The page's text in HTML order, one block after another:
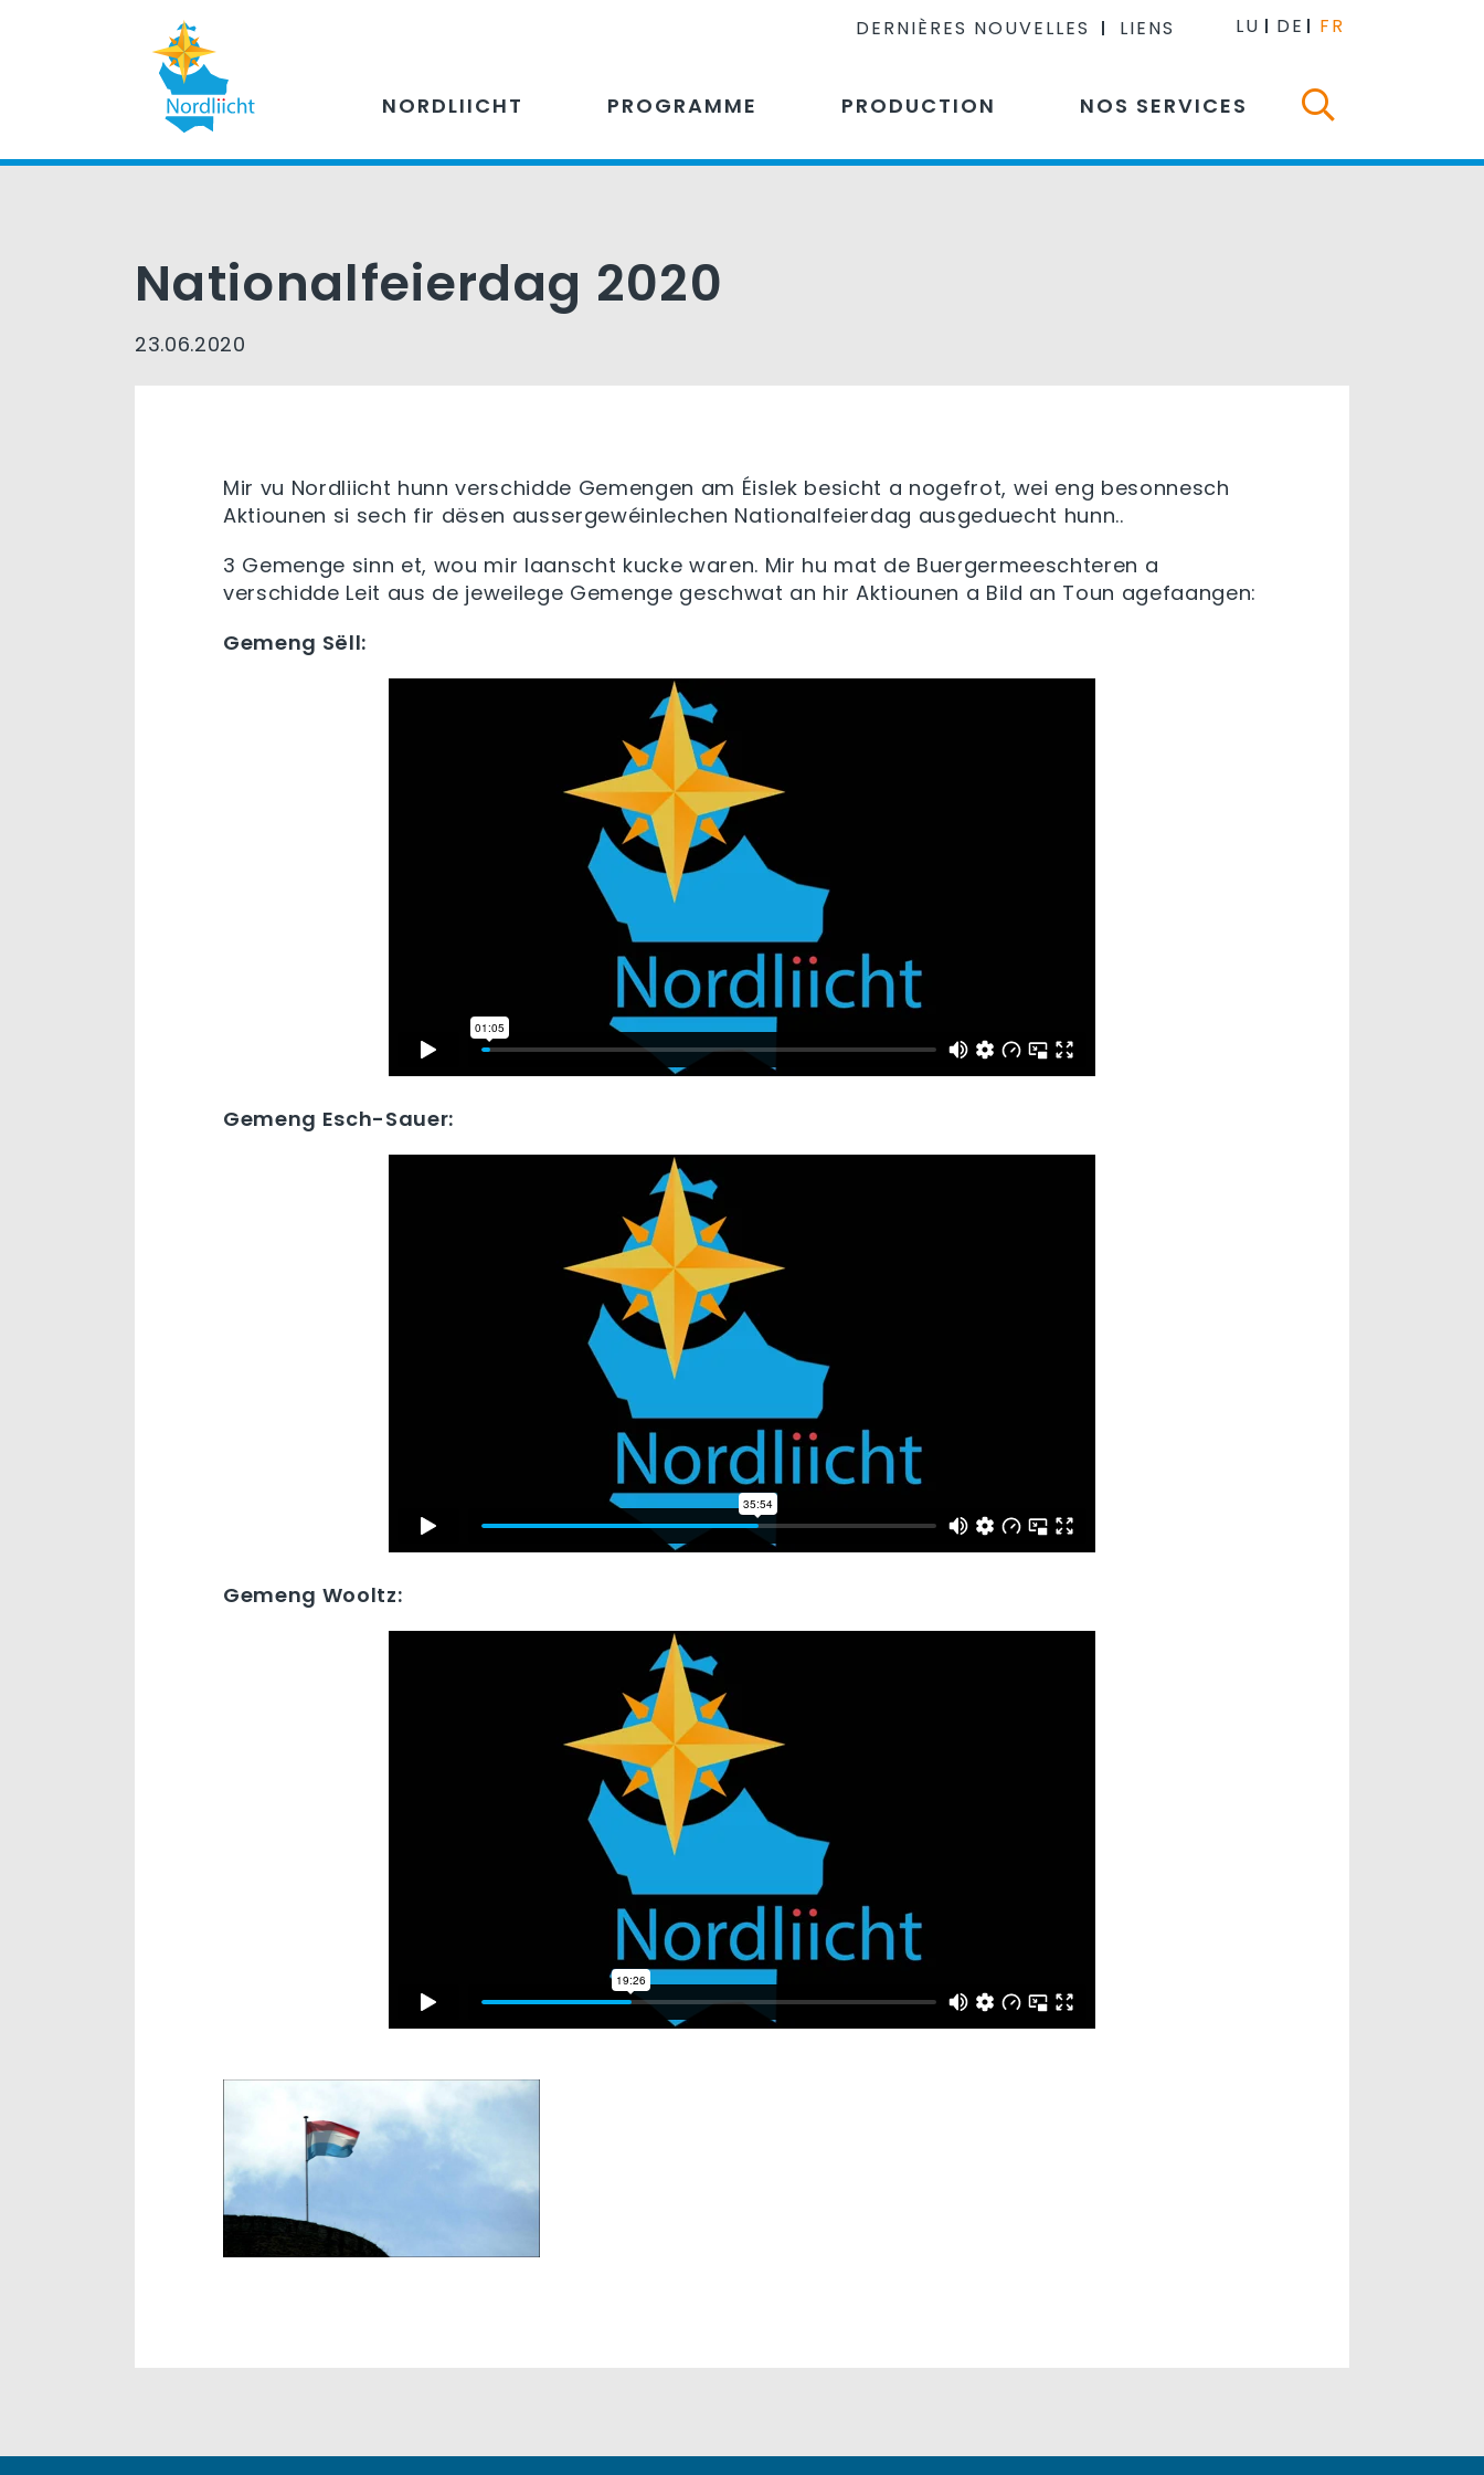
DERNIÈRES NOUVELLES LIENS LU DE FR
NORDLIICHT PROGRAMME PRODUCTION NOS SERVICES
Nationalfeierdag 2020
23.06.2020
Mir vu Nordliicht hunn verschidde Gemengen am Éislek besicht a nogefrot, wei eng besonnesch
Aktiounen si sech fir dësen aussergewéinlechen Nationalfeierdag ausgeduecht hunn..
3 Gemenge sinn et, wou mir laanscht kucke waren. Mir hu mat de Buergermeeschteren a
verschidde Leit aus de jeweilege Gemenge geschwat an hir Aktiounen a Bild an Toun agefaangen:
Gemeng Sëll:
Gemeng Esch-Sauer:
Gemeng Wooltz: